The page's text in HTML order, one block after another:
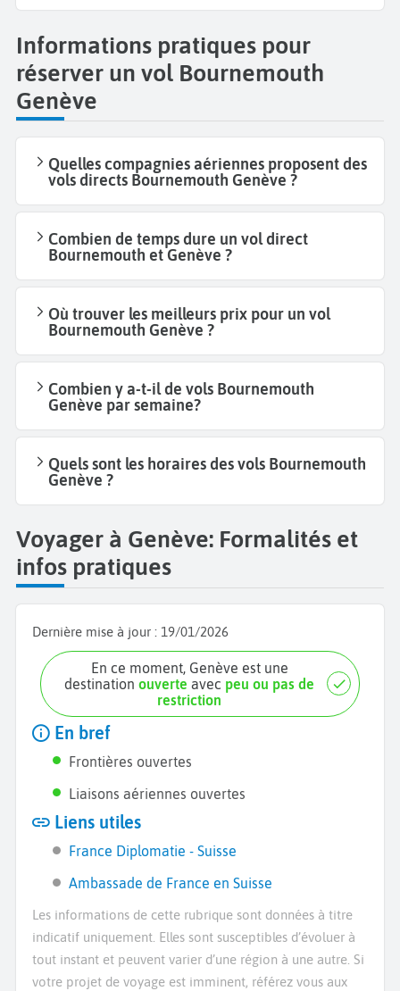
Informations pratiques pour
réserver un vol Bournemouth
Genève
Quelles compagnies aériennes proposent des
vols directs Bournemouth Genève ?
Combien de temps dure un vol direct
Bournemouth et Genève ?
Où trouver les meilleurs prix pour un vol
Bournemouth Genève ?
Combien y a-t-il de vols Bournemouth
Genève par semaine?
Quels sont les horaires des vols Bournemouth
Genève ?
Voyager à Genève: Formalités et
infos pratiques
Dernière mise à jour : 19/01/2026
En ce moment, Genève est une
destinationouverte avec peu ou pas de
restriction
En bref
Frontières ouvertes
Liaisons aériennes ouvertes
Liens utiles
France Diplomatie - Suisse
Ambassade de France en Suisse
Les informations de cette rubrique sont données à titre
indicatif uniquement. Elles sont susceptibles d’évoluer à
tout instant et peuvent varier d’une région à une autre. Si
votre projet de voyage est imminent, référez vous aux